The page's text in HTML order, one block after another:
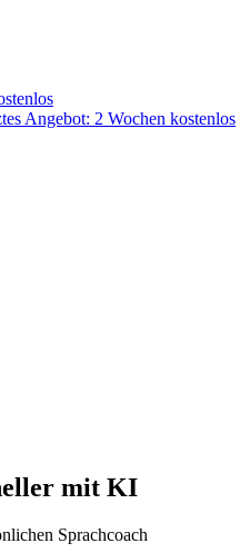
Angebot: 2 Wochen kostenlos
mit KI
Sprachcoach